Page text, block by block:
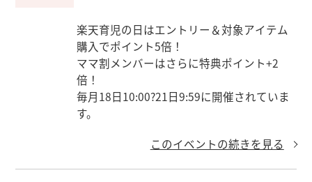
楽天育児の日はエントリー＆対象アイテム
購入でポイント5倍！
ママ割メンバーはさらに特典ポイント+2
倍！
毎月18日10:00?21日9:59に開催されていま
す。
このイベントの続きを見る